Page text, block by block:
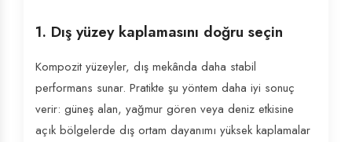
1. Dış yüzey kaplamasını doğru seçin
Kompozit yüzeyler, dış mekânda daha stabil
performans sunar. Pratikte şu yöntem daha iyi sonuç
verir: güneş alan, yağmur gören veya deniz etkisine
açık bölgelerde dış ortam dayanımı yüksek kaplamalar